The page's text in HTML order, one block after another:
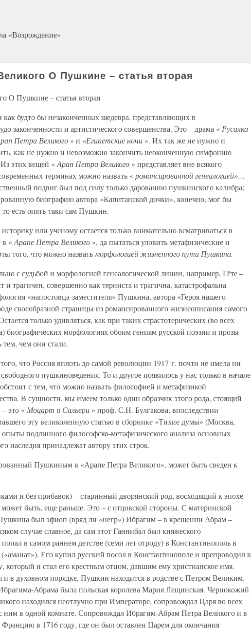
«Возрождение»
О Пушкине – статья вторая
О Пушкине – статья вторая
будто бы незаконченных шедевра, представляющих в
законченности и артистического совершенства. Это – драма « Русалка
Петра Великого » и «Египетские ночи ». Их так же не нужно и
как не нужно и невозможно закончить неоконченную симфонию
этих вещей «Арап Петра Великого » представляет вне всякого
терминах можно назвать «романсированной генеалогией»…
подвиг был под силу только дарованию пушкинского калибра;
биографию автора «Капитанской дочки», конечно, мог бы
то есть опять-таки сам Пушкин.
или ученому остается только внимательно всматриваться в
в «Арапе Петра Великого », да пытаться уловить метафизические и
того, что можно назвать морфологией жизненного пути Пушкина.
с судьбой и морфологией генеалогической линии, например, Гёте –
и трагичен, совершенно как терниста и трагична, катастрофальна
«напостовца-заместителя» Пушкина, автора «Героя нашего
своеобразной страницы из романсированного жизнеописания самого
только удивляться, как при таких страстотерических (во всех
биографических морфологиях обоим гениям русской поэзии и прозы
тем, чем они стали.
что Россия вплоть до самой революции 1917 г. почти не имела ни
пушкиноведения. То и другое появилось у нас только в начале
с тем, что можно назвать философией и метафизикой
В сущности, мы имеем только один образчик этого рода, стоящий
это « Моцарт и Сальери » проф. С.Н. Булгакова, впоследствии
эту великолепную статью в сборнике «Тихие думы» (Москва,
подлинного философско-метафизического анализа основных
наследия принадлежат автору этих строк.
Пушкиным в «Арапе Петра Великого», может быть сведен к
и без прибавок) – старинный дворянский род, восходящий к эпохе
быть, еще раньше. Это – с отцовской стороны. С материнской
был эфиоп (вряд ли «негр») Ибрагим – в крещении Абрам –
случае славное, да сам этот Ганнибал был княжеского
в самом раннем детстве (семи лет отроду) в Константинополь в
(«аманат»). Его купил русский посол в Константинополе и препроводил в
который и стал его крестным отцом, давшим ему христианское имя.
и в духовном порядке, Пушкин находится в родстве с Петром Великим.
Абрама была польская королева Мария Лещинская. Чернокожий
находился неотлучно при Императоре, сопровождал Царя во всех
ним в одной комнате. Сопровождал Ибрагим-Абрам Петра Великого и в
в 1716 году, где он был оставлен Царем для окончания